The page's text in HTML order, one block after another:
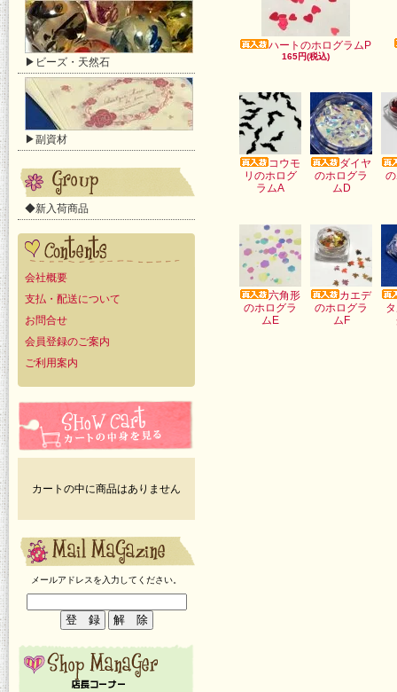
▶ビーズ・天然石
▶副資材
◆新入荷商品
会社概要
支払・配送について
お問合せ
会員登録のご案内
ご利用案内
カートの中に商品はありません
メールアドレスを入力してください。
ハートのホログラムP
165円(税込)
コウモ
リのホログ
ラムA
ダイヤ
のホログラ
ムD
六角形
のホログラ
ムE
カエデ
のホログラ
ムF